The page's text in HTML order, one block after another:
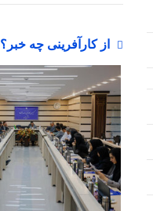
از کارآفرینی چه خبر؟